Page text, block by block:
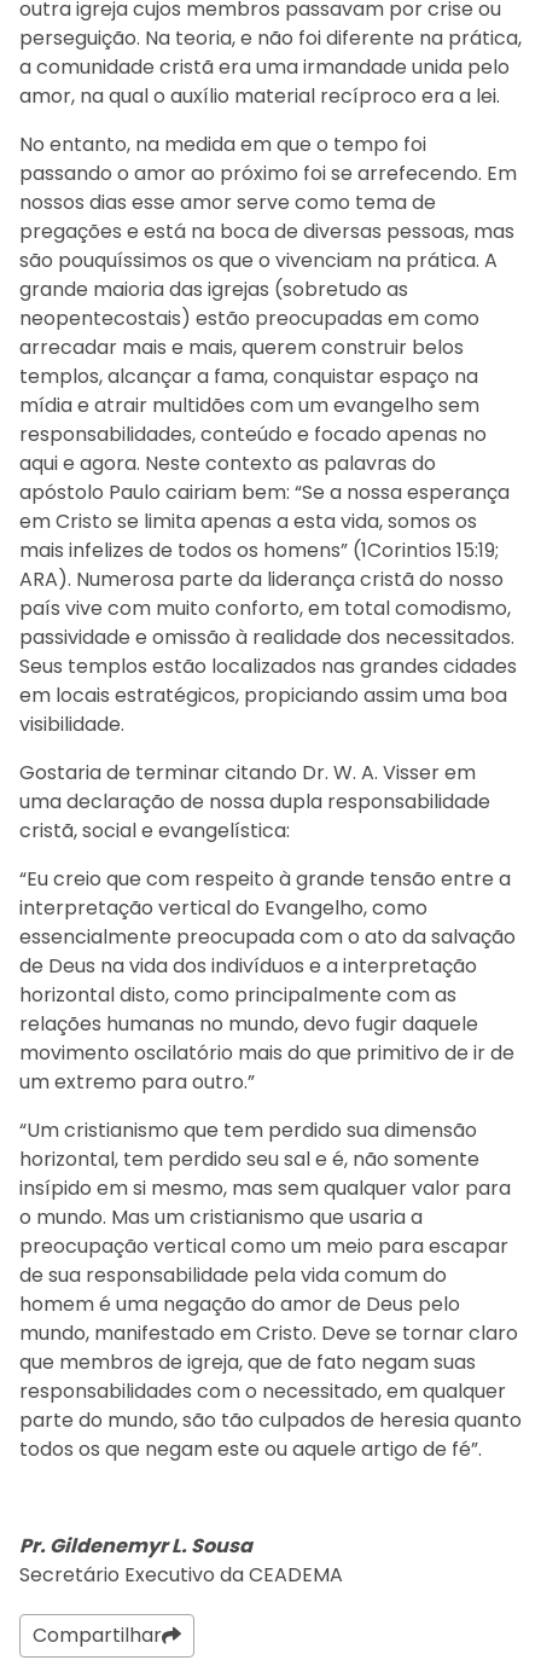
outra igreja cujos membros passavam por crise ou
perseguição. Na teoria, e não foi diferente na prática,
a comunidade cristã era uma irmandade unida pelo
amor, na qual o auxílio material recíproco era a lei.
No entanto, na medida em que o tempo foi
passando o amor ao próximo foi se arrefecendo. Em
nossos dias esse amor serve como tema de
pregações e está na boca de diversas pessoas, mas
são pouquíssimos os que o vivenciam na prática. A
grande maioria das igrejas (sobretudo as
neopentecostais) estão preocupadas em como
arrecadar mais e mais, querem construir belos
templos, alcançar a fama, conquistar espaço na
mídia e atrair multidões com um evangelho sem
responsabilidades, conteúdo e focado apenas no
aqui e agora. Neste contexto as palavras do
apóstolo Paulo cairiam bem: “Se a nossa esperança
em Cristo se limita apenas a esta vida, somos os
mais infelizes de todos os homens” (1Corintios 15:19;
ARA). Numerosa parte da liderança cristã do nosso
país vive com muito conforto, em total comodismo,
passividade e omissão à realidade dos necessitados.
Seus templos estão localizados nas grandes cidades
em locais estratégicos, propiciando assim uma boa
visibilidade.
Gostaria de terminar citando Dr. W. A. Visser em
uma declaração de nossa dupla responsabilidade
cristã, social e evangelística:
“Eu creio que com respeito à grande tensão entre a
interpretação vertical do Evangelho, como
essencialmente preocupada com o ato da salvação
de Deus na vida dos indivíduos e a interpretação
horizontal disto, como principalmente com as
relações humanas no mundo, devo fugir daquele
movimento oscilatório mais do que primitivo de ir de
um extremo para outro.”
“Um cristianismo que tem perdido sua dimensão
horizontal, tem perdido seu sal e é, não somente
insípido em si mesmo, mas sem qualquer valor para
o mundo. Mas um cristianismo que usaria a
preocupação vertical como um meio para escapar
de sua responsabilidade pela vida comum do
homem é uma negação do amor de Deus pelo
mundo, manifestado em Cristo. Deve se tornar claro
que membros de igreja, que de fato negam suas
responsabilidades com o necessitado, em qualquer
parte do mundo, são tão culpados de heresia quanto
todos os que negam este ou aquele artigo de fé”.
Pr. Gildenemyr L. Sousa
Secretário Executivo da CEADEMA
Compartilhar